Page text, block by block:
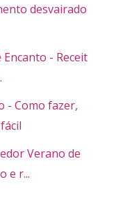
desvairado (
- Receita,
- Como fazer,
Verano de
e r...